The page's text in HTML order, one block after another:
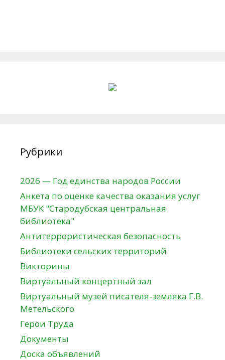
Рубрики
2026 — Год единства народов России
Анкета по оценке качества оказания услуг
МБУК "Стародубская центральная
библиотека"
Антитеррористическая безопасность
Библиотеки сельских территорий
Викторины
Виртуальный концертный зал
Виртуальный музей писателя-земляка Г.В.
Метельского
Герои Труда
Документы
Доска объявлений